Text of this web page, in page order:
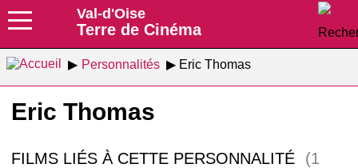
Val-d'Oise
Terre de Cinéma
Personnalités Eric Thomas
Eric Thomas
FILMS LIÉS À CETTE PERSONNALITÉ
(1